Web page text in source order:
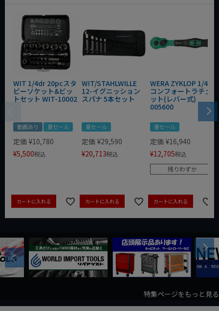
WIT 1/4dr 20pcスタ
ビーソケット&ビッ
トセット WIT-10002
動画あり 夏セール
定価 ¥10,780
¥5,500税込
カートに入れる
WIT/STAHLWILLE
12-イグニッション
スパナ 5本セット
夏セール
定価 ¥29,590
¥20,713税込
カートに入れる
WERA ZYKLOP 1/4"
コンフォートラチェ
ット(レバー式)
005600
夏セール
定価 ¥16,940
¥12,705税込
残りわずか
カートに入れる
Previous
Next
特集ページをもっと見る